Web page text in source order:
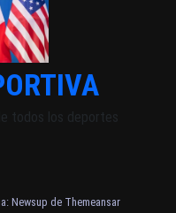
todos los deportes
Newsup de Themeansar